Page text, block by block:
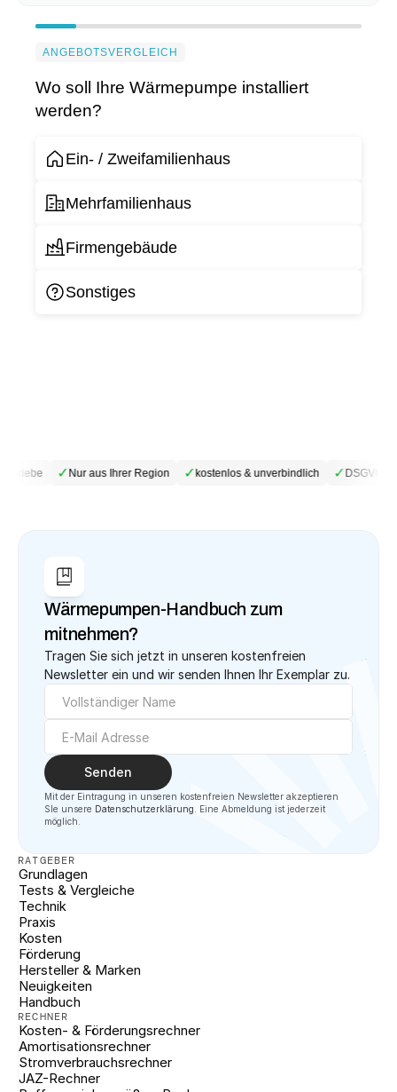
ANGEBOTSVERGLEICH
Wo soll Ihre Wärmepumpe installiert
werden?
Ein- / Zweifamilienhaus
Mehrfamilienhaus
Firmengebäude
Sonstiges
✓Nur aus Ihrer Region ✓kostenlos & unverbindlich ✓DSGVO-
Wärmepumpen-Handbuch zum
mitnehmen?
Tragen Sie sich jetzt in unseren kostenfreien
Newsletter ein und wir senden Ihnen Ihr Exemplar zu.
Senden
Mit der Eintragung in unseren kostenfreien Newsletter akzeptieren
SIe unsere Datenschutzerklärung . Eine Abmeldung ist jederzeit
möglich.
RATGEBER
Grundlagen
Tests & Vergleiche
Technik
Praxis
Kosten
Förderung
Hersteller & Marken
Neuigkeiten
Handbuch
RECHNER
Kosten- & Förderungsrechner
Amortisationsrechner
Stromverbrauchsrechner
JAZ-Rechner